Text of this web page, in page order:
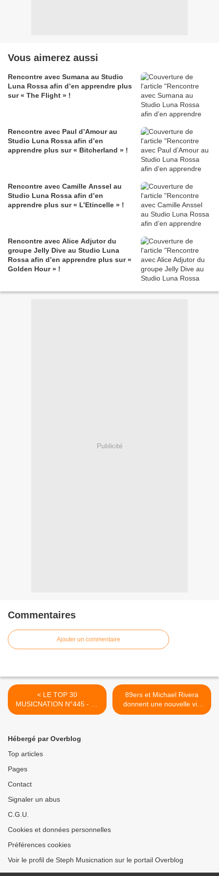
Vous aimerez aussi
Rencontre avec Sumana au Studio
Luna Rossa afin d’en apprendre plus
sur « The Flight » !
Rencontre avec Paul d’Amour au
Studio Luna Rossa afin d’en
apprendre plus sur « Bitcherland » !
Rencontre avec Camille Anssel au
Studio Luna Rossa afin d’en
apprendre plus sur « L’Etincelle » !
Rencontre avec Alice Adjutor du
groupe Jelly Dive au Studio Luna
Rossa afin d’en apprendre plus sur «
Golden Hour » !
Publicité
Commentaires
Ajouter un commentaire
< LE TOP 30
MUSICNATION N°445 - 24
DÉCEMBRE 2023
89ers et Michael Rivera
donnent une nouvelle vie
au « Children » de Robert
Hébergé par Overblog
Top articles
Pages
Contact
Signaler un abus
C.G.U.
Cookies et données personnelles
Préférences cookies
Voir le profil de Steph Musicnation sur le portail Overblog